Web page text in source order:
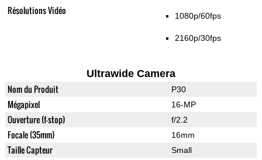
Résolutions Vidéo 1080p/60fps
2160p/30fps
Ultrawide Camera
Nom du Produit P30
Mégapixel 16-MP
Ouverture (f-stop) f/2.2
Focale (35mm) 16mm
Taille Capteur Small